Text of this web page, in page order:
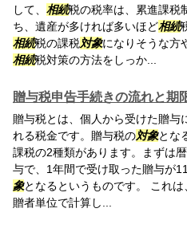
して、 相続税の税率は、累進課税
ち、遺産が多ければ多いほど相続
相続税の課税対象になりそうな方
相続税対策の方法をしっか...
贈与税申告手続きの流れと期
贈与税とは、個人から受けた贈与
れる税金です。贈与税の対象とな
課税の2種類があります。まずは
与で、1年間で受け取った贈与が
象となるというものです。 これ
贈者単位で計算し...